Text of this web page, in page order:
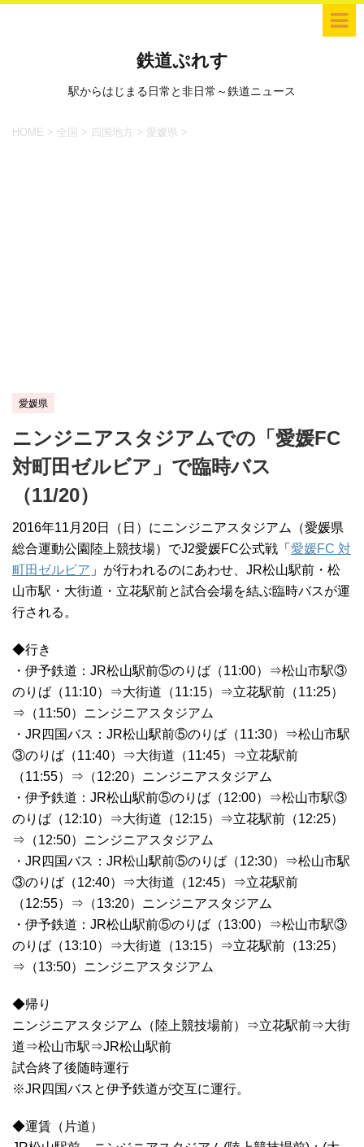
鉄道ぷれす
駅からはじまる日常と非日常～鉄道ニュース
HOME > 全国 > 四国地方 > 愛媛県 >
愛媛県
ニンジニアスタジアムでの「愛媛FC
対町田ゼルビア」で臨時バス
（11/20）
2016年11月20日（日）にニンジニアスタジアム（愛媛県
総合運動公園陸上競技場）でJ2愛媛FC公式戦「 愛媛FC 対
町田ゼルビア 」が行われるのにあわせ、JR松山駅前・松
山市駅・大街道・立花駅前と試合会場を結ぶ臨時バスが運
行される。
◆行き
・伊予鉄道：JR松山駅前⑤のりば（11:00）⇒松山市駅③
のりば（11:10）⇒大街道（11:15）⇒立花駅前（11:25）
⇒（11:50）ニンジニアスタジアム
・JR四国バス：JR松山駅前⑤のりば（11:30）⇒松山市駅
③のりば（11:40）⇒大街道（11:45）⇒立花駅前
（11:55）⇒（12:20）ニンジニアスタジアム
・伊予鉄道：JR松山駅前⑤のりば（12:00）⇒松山市駅③
のりば（12:10）⇒大街道（12:15）⇒立花駅前（12:25）
⇒（12:50）ニンジニアスタジアム
・JR四国バス：JR松山駅前⑤のりば（12:30）⇒松山市駅
③のりば（12:40）⇒大街道（12:45）⇒立花駅前
（12:55）⇒（13:20）ニンジニアスタジアム
・伊予鉄道：JR松山駅前⑤のりば（13:00）⇒松山市駅③
のりば（13:10）⇒大街道（13:15）⇒立花駅前（13:25）
⇒（13:50）ニンジニアスタジアム
◆帰り
ニンジニアスタジアム（陸上競技場前）⇒立花駅前⇒大街
道⇒松山市駅⇒JR松山駅前
試合終了後随時運行
※JR四国バスと伊予鉄道が交互に運行。
◆運賃（片道）